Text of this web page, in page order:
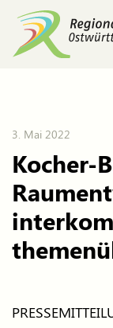
3. Mai 2022
Kocher-